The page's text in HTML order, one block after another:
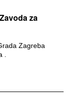
za
Zagreba